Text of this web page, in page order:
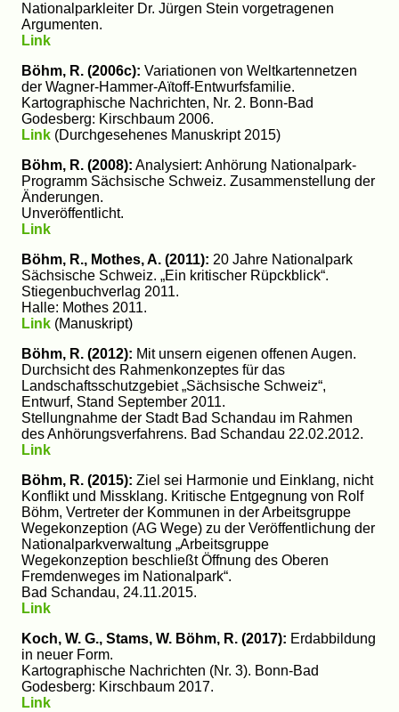
Nationalparkleiter Dr. Jürgen Stein vorgetragenen
Argumenten.
Link
Böhm, R. (2006c): Variationen von Weltkartennetzen
der Wagner-Hammer-Aïtoff-Entwurfsfamilie.
Kartographische Nachrichten, Nr. 2. Bonn-Bad
Godesberg: Kirschbaum 2006.
Link (Durchgesehenes Manuskript 2015)
Böhm, R. (2008): Analysiert: Anhörung Nationalpark-
Programm Sächsische Schweiz. Zusammenstellung der
Änderungen.
Unveröffentlicht.
Link
Böhm, R., Mothes, A. (2011): 20 Jahre Nationalpark
Sächsische Schweiz. „Ein kritischer Rüpckblick“.
Stiegenbuchverlag 2011.
Halle: Mothes 2011.
Link (Manuskript)
Böhm, R. (2012): Mit unsern eigenen offenen Augen.
Durchsicht des Rahmenkonzeptes für das
Landschaftsschutzgebiet „Sächsische Schweiz“,
Entwurf, Stand September 2011.
Stellungnahme der Stadt Bad Schandau im Rahmen
des Anhörungsverfahrens. Bad Schandau 22.02.2012.
Link
Böhm, R. (2015): Ziel sei Harmonie und Einklang, nicht
Konflikt und Missklang. Kritische Entgegnung von Rolf
Böhm, Vertreter der Kommunen in der Arbeitsgruppe
Wegekonzeption (AG Wege) zu der Veröffentlichung der
Nationalparkverwaltung „Arbeitsgruppe
Wegekonzeption beschließt Öffnung des Oberen
Fremdenweges im Nationalpark“.
Bad Schandau, 24.11.2015.
Link
Koch, W. G., Stams, W. Böhm, R. (2017): Erdabbildung
in neuer Form.
Kartographische Nachrichten (Nr. 3). Bonn-Bad
Godesberg: Kirschbaum 2017.
Link